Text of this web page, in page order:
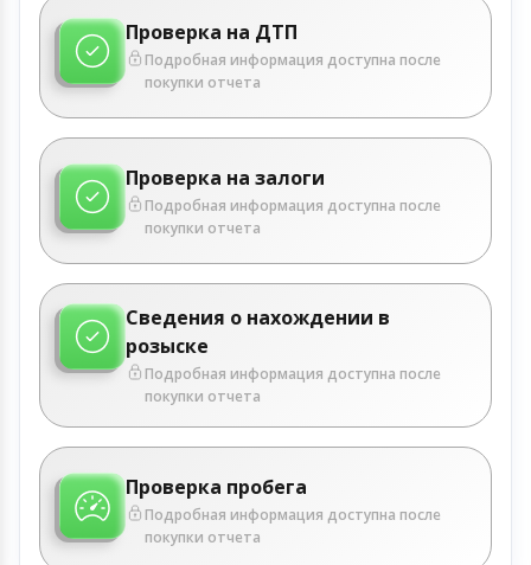
Проверка на ДТП
Подробная информация доступна после
покупки отчета
Проверка на залоги
Подробная информация доступна после
покупки отчета
Сведения о нахождении в
розыске
Подробная информация доступна после
покупки отчета
Проверка пробега
Подробная информация доступна после
покупки отчета